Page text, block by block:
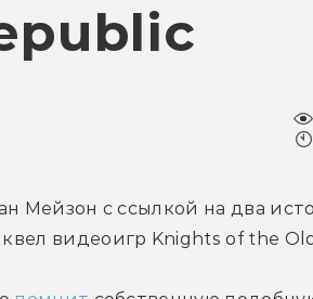
Мейзон с ссылкой на два
видеоигр Knights of the